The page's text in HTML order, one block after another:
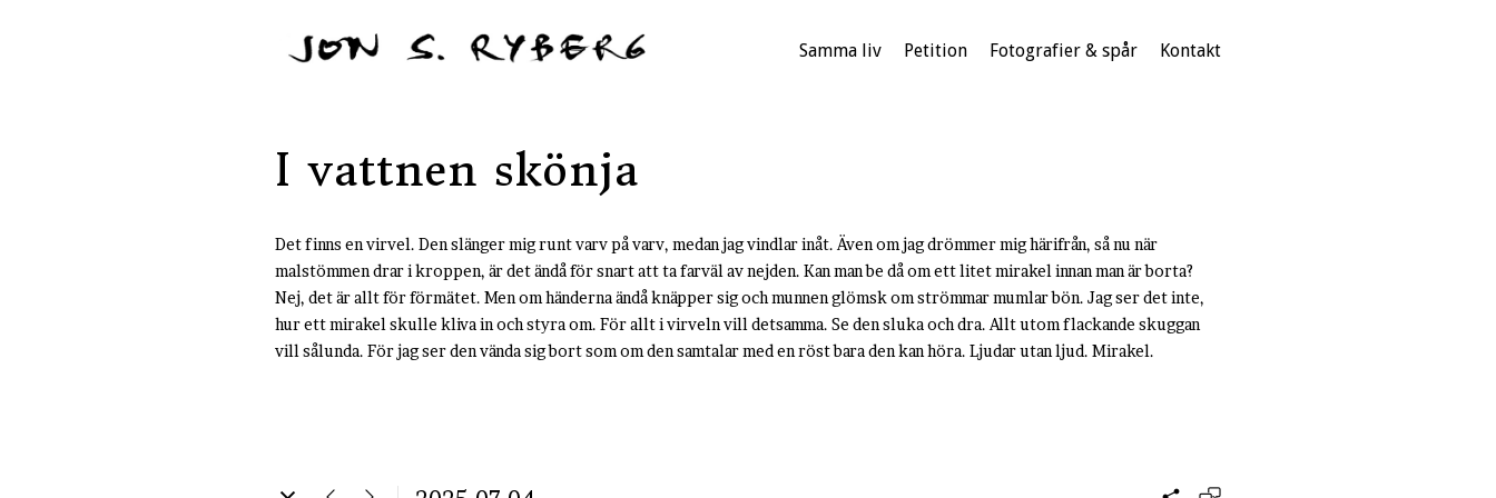
Samma liv Petition Fotografier & spår Kontakt
I vattnen skönja
Det finns en virvel. Den slänger mig runt varv på varv, medan jag vindlar inåt. Även om jag drömmer mig härifrån, så nu när
malstömmen drar i kroppen, är det ändå för snart att ta farväl av nejden. Kan man be då om ett litet mirakel innan man är borta?
Nej, det är allt för förmätet. Men om händerna ändå knäpper sig och munnen glömsk om strömmar mumlar bön. Jag ser det inte,
hur ett mirakel skulle kliva in och styra om. För allt i virveln vill detsamma. Se den sluka och dra. Allt utom flackande skuggan
vill sålunda. För jag ser den vända sig bort som om den samtalar med en röst bara den kan höra. Ljudar utan ljud. Mirakel.